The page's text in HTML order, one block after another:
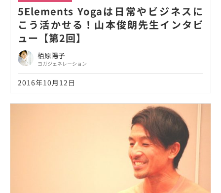
5Elements Yogaは日常やビジネスに
こう活かせる！山本俊朗先生インタビ
ュー【第2回】
栢原陽子
ヨガジェネレーション
2016年10月12日